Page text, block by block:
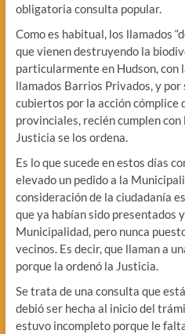
obligatoria consulta popular.
Como es habitual, los llamados
que vienen destruyendo la
particularmente en Hudson, con
llamados Barrios Privados, y
cubiertos por la acción cómplice
provinciales, recién cumplen
Justicia se los ordena.
Es lo que sucede en estos días
elevado un pedido a la
consideración de la ciudadanía
que ya habían sido presentados
Municipalidad, pero nunca
vecinos. Es decir, que llaman a
porque la ordenó la Justicia.
Se trata de una consulta que
debió ser hecha al inicio del
estuvo incompleto porque le